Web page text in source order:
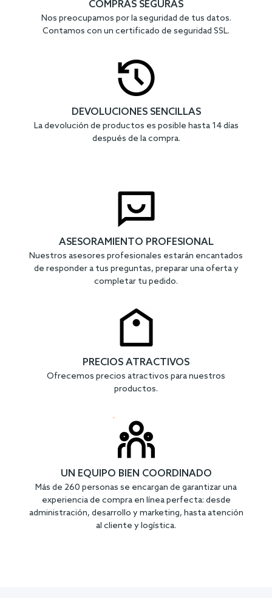
COMPRAS SEGURAS
Nos preocupamos por la seguridad de tus datos.
Contamos con un certificado de seguridad SSL.
DEVOLUCIONES SENCILLAS
La devolución de productos es posible hasta 14 días
después de la compra.
ASESORAMIENTO PROFESIONAL
Nuestros asesores profesionales estarán encantados
de responder a tus preguntas, preparar una oferta y
completar tu pedido.
PRECIOS ATRACTIVOS
Ofrecemos precios atractivos para nuestros
productos.
UN EQUIPO BIEN COORDINADO
Más de 260 personas se encargan de garantizar una
experiencia de compra en línea perfecta: desde
administración, desarrollo y marketing, hasta atención
al cliente y logística.